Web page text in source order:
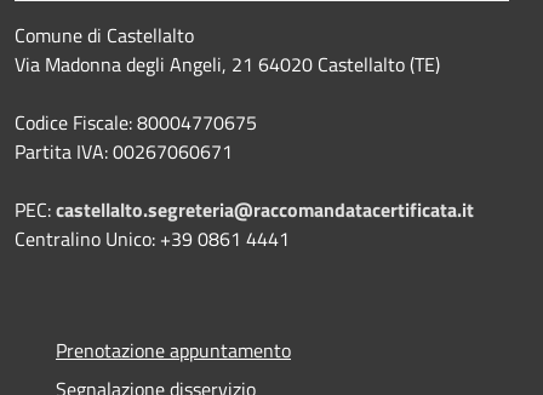
Comune di Castellalto
Via Madonna degli Angeli, 21 64020 Castellalto (TE)
Codice Fiscale: 80004770675
Partita IVA: 00267060671
PEC:castellalto.segreteria@raccomandatacertificata.it
Centralino Unico: +39 0861 4441
Prenotazione appuntamento
Segnalazione disservizio